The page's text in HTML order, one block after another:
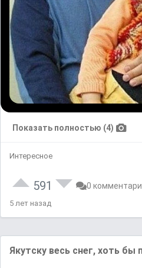
Показать полностью (4)
Интересное
591 0
5 лет назад
Якутску весь снег, хоть бы